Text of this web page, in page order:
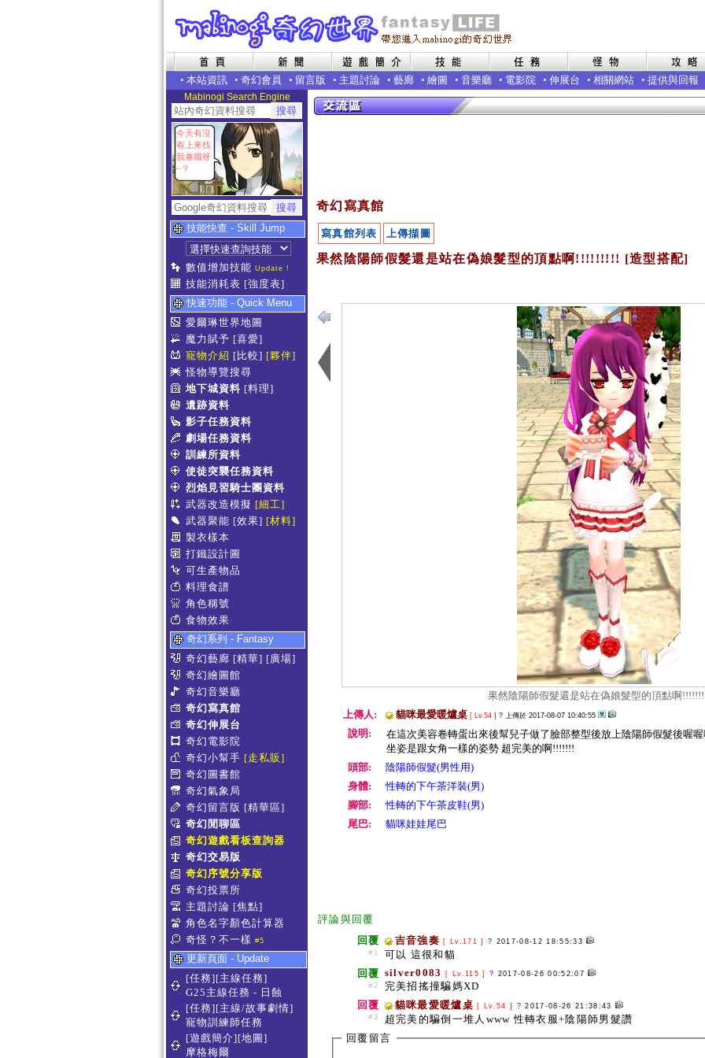
• 本站資訊 • 奇幻會員 • 留言版 • 主題討論 • 藝廊 • 繪圖 • 音樂廳 • 電影院 • 伸展台 • 相關網站 • 提供與回報
Mabinogi Search Engine
今天有沒
有上來找
我兼職呀
~？
技能快查 - Skill Jump
數值增加技能 Update !
技能消耗表 [強度表]
快速功能 - Quick Menu
愛爾琳世界地圖
魔力賦予 [喜愛]
寵物介紹 [比較] [夥伴]
怪物導覽搜尋
地下城資料 [料理]
遺跡資料
影子任務資料
劇場任務資料
訓練所資料
使徒突襲任務資料
烈焰見習騎士團資料
武器改造模擬 [細工]
武器聚能 [效果] [材料]
製衣樣本
打鐵設計圖
可生產物品
料理食譜
角色稱號
食物效果
奇幻系列 - Fantasy
奇幻藝廊 [精華] [廣場]
奇幻繪圖館
奇幻音樂廳
奇幻寫真館
奇幻伸展台
奇幻電影院
奇幻小幫手 [走私販]
奇幻圖書館
奇幻氣象局
奇幻留言版 [精華區]
奇幻閒聊區
奇幻遊戲看板查詢器
奇幻交易版
奇幻序號分享版
奇幻投票所
主題討論 [焦點]
角色名字顏色計算器
奇怪？不一樣 #5
更新頁面 - Update
[任務][主線任務]
G25主線任務 - 日蝕
[任務][主線/故事劇情]
寵物訓練師任務
[遊戲簡介][地圖]
摩格梅爾
奇幻寫真館
寫真館列表 上傳擷圖
果然陰陽師假髮還是站在偽娘髮型的頂點啊!!!!!!!!! [造型搭配]
果然陰陽師假髮還是站在偽娘髮型的頂點啊
上傳人:
貓咪最愛暖爐桌 [ Lv.54 ] ? 上傳於 2017-08-07 10:40:55
說明:
在這次美容卷轉蛋出來後幫兒子做了臉部整型後放上陰陽師假髮後喔
坐姿是跟女角一樣的姿勢 超完美的啊!!!!!!!
頭部:
陰陽師假髮(男性用)
身體:
性轉的下午茶洋裝(男)
腳部:
性轉的下午茶皮鞋(男)
尾巴:
貓咪娃娃尾巴
評論與回覆
回覆
#1
吉音強奏 [ Lv.171 ] ? 2017-08-12 18:55:33
可以 這很和貓
回覆
#2
silver0083 [ Lv.115 ] ? 2017-08-26 00:52:07
完美招搖撞騙媽XD
回覆
#3
貓咪最愛暖爐桌 [ Lv.54 ] ? 2017-08-26 21:38:43
超完美的騙倒一堆人www 性轉衣服+陰陽師男髮讚
回覆留言